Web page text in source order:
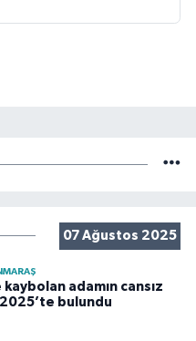
07 Ağustos 2025
kaybolan adamın cansız
bulundu